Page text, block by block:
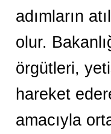
adımların
olur.
örgütleri,
hareket
amacıyla